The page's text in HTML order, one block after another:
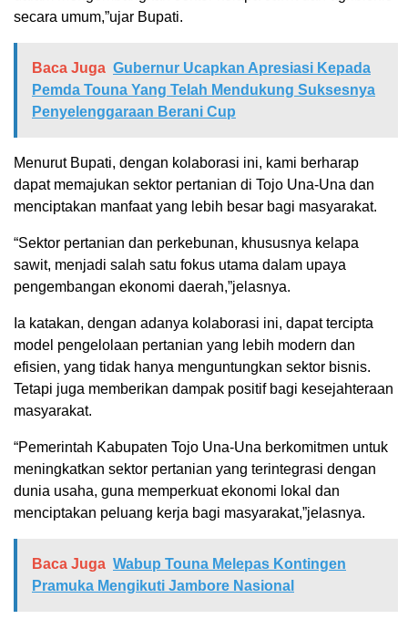
secara umum,”ujar Bupati.
Baca Juga Gubernur Ucapkan Apresiasi Kepada
Pemda Touna Yang Telah Mendukung Suksesnya
Penyelenggaraan Berani Cup
Menurut Bupati, dengan kolaborasi ini, kami berharap
dapat memajukan sektor pertanian di Tojo Una-Una dan
menciptakan manfaat yang lebih besar bagi masyarakat.
“Sektor pertanian dan perkebunan, khususnya kelapa
sawit, menjadi salah satu fokus utama dalam upaya
pengembangan ekonomi daerah,”jelasnya.
Ia katakan, dengan adanya kolaborasi ini, dapat tercipta
model pengelolaan pertanian yang lebih modern dan
efisien, yang tidak hanya menguntungkan sektor bisnis.
Tetapi juga memberikan dampak positif bagi kesejahteraan
masyarakat.
“Pemerintah Kabupaten Tojo Una-Una berkomitmen untuk
meningkatkan sektor pertanian yang terintegrasi dengan
dunia usaha, guna memperkuat ekonomi lokal dan
menciptakan peluang kerja bagi masyarakat,”jelasnya.
Baca Juga Wabup Touna Melepas Kontingen
Pramuka Mengikuti Jambore Nasional